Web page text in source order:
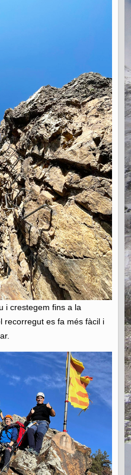
i crestegem fins a la
recorregut es fa més fàcil i